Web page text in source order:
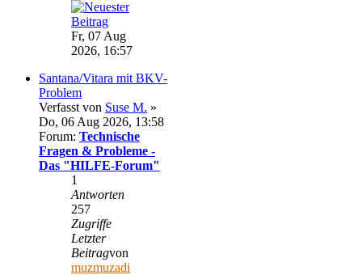
Fr, 07 Aug
2026, 16:57
Santana/Vitara mit BKV-
Problem
Verfasst von Suse M. »
Do, 06 Aug 2026, 13:58
Forum: Technische
Fragen & Probleme -
Das "HILFE-Forum"
1
Antworten
257
Zugriffe
Letzter
Beitragvon
muzmuzadi